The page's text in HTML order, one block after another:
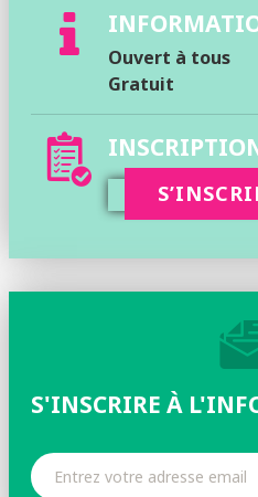
Ouvert à tous
Gratuit
S'INSCRIRE À